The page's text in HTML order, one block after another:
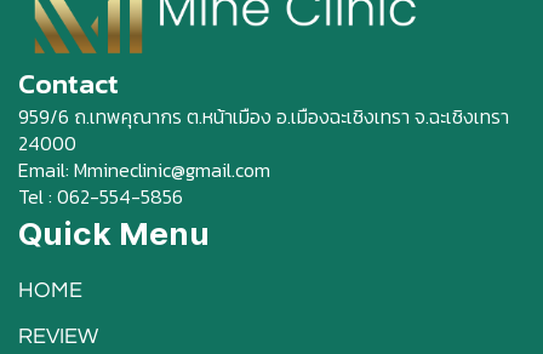
Contact
959/6 ถ.เทพคุณากร ต.หน้าเมือง อ.เมืองฉะเชิงเทรา จ.ฉะเชิงเทรา
24000
Email: Mmineclinic@gmail.com
Tel : 062-554-5856
Quick Menu
HOME
REVIEW